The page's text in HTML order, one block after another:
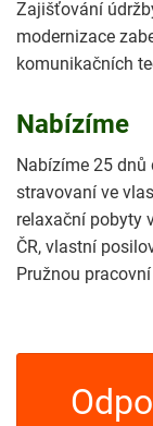
Zajišťování
modernizace
komunikačních
Nabízíme
Nabízíme 25
stravovaní ve
relaxační pobyty
ČR, vlastní
Pružnou